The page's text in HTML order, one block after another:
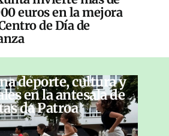
euros en la mejora
de Día de
deporte, cultura y
en la antesala de
da Patroa